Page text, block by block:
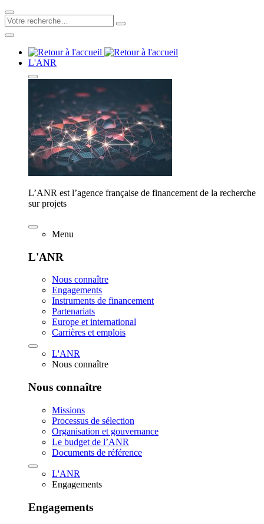
L'ANR
L’ANR est l’agence française de financement de la recherche
sur projets
Menu
L'ANR
Nous connaître
Engagements
Instruments de financement
Partenariats
Europe et international
Carrières et emplois
L'ANR
Nous connaître
Nous connaître
Missions
Processus de sélection
Organisation et gouvernance
Le budget de l’ANR
Documents de référence
L'ANR
Engagements
Engagements